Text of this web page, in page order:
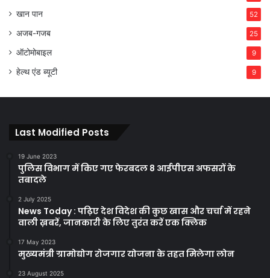
खान पान 52
अजब-गजब 25
ऑटोमोबाइल 9
हेल्थ एंड ब्यूटी 9
Last Modified Posts
19 June 2023
पुलिस विभाग में किए गए फेरबदल 8 आईपीएस अफसरों के
तबादले
2 July 2025
News Today : पढ़िए देश विदेश की कुछ खास और चर्चा में रहने
वाली ख़बरें, जानकारी के लिए तुरंत करें एक क्लिक
17 May 2023
मुख्यमंत्री ग्रामोद्योग रोजगार योजना के तहत मिलेगा लोन
23 August 2025